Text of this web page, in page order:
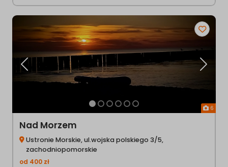
6
Poprzednia
Nad Morzem
Ustronie Morskie, ul.wojska polskiego 3/5,
zachodniopomorskie
od 400 zł